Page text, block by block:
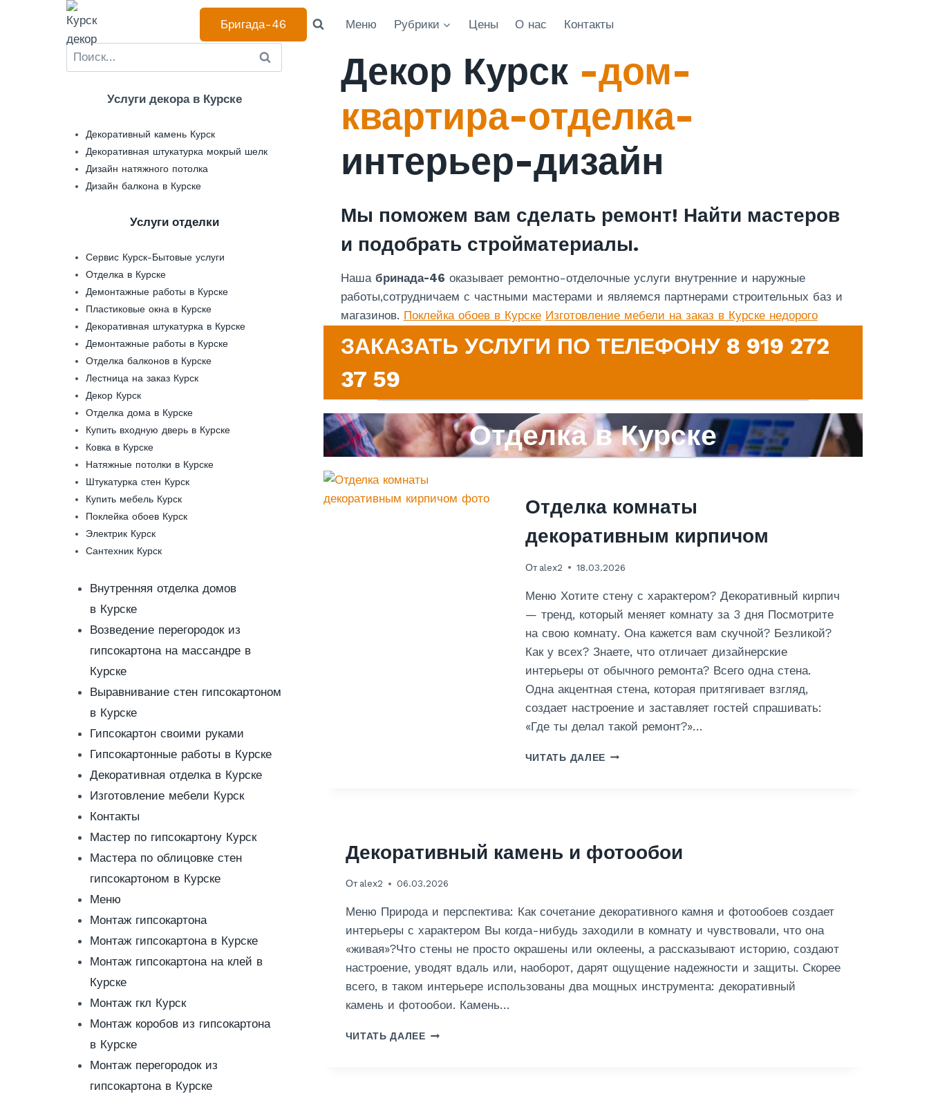
содержанию
Бригада-46 Меню Рубрики Цены О нас Контакты
Декор Курск -дом-
квартира-отделка-
интерьер-дизайн
Мы поможем вам сделать ремонт! Найти мастеров
и подобрать стройматериалы.
Наша бринада-46 оказывает ремонтно-отделочные услуги внутренние и наружные
работы,сотрудничаем с частными мастерами и являемся партнерами строительных баз и
магазинов. Поклейка обоев в Курске Изготовление мебели на заказ в Курске недорого
ЗАКАЗАТЬ УСЛУГИ ПО ТЕЛЕФОНУ 8 919 272
37 59
Отделка в Курске
Отделка комнаты
декоративным кирпичом
От alex2 18.03.2026
Меню Хотите стену с характером? Декоративный кирпич
— тренд, который меняет комнату за 3 дня Посмотрите
на свою комнату. Она кажется вам скучной? Безликой?
Как у всех? Знаете, что отличает дизайнерские
интерьеры от обычного ремонта? Всего одна стена.
Одна акцентная стена, которая притягивает взгляд,
создает настроение и заставляет гостей спрашивать:
«Где ты делал такой ремонт?»…
ЧИТАТЬ ДАЛЕЕО
К
А
Т
Д
Е
К
Декоративный камень и фотообои
От alex2 06.03.2026
Меню Природа и перспектива: Как сочетание декоративного камня и фотообоев создает
интерьеры с характером Вы когда-нибудь заходили в комнату и чувствовали, что она
«живая»?Что стены не просто окрашены или оклеены, а рассказывают историю, создают
настроение, уводят вдаль или, наоборот, дарят ощущение надежности и защиты. Скорее
всего, в таком интерьере использованы два мощных инструмента: декоративный
камень и фотообои. Камень…
ЧИТАТЬ ДАЛЕЕД
Найти:
Услуги декора в Курске
Декоративный камень Курск
Декоративная штукатурка мокрый шелк
Дизайн натяжного потолка
Дизайн балкона в Курске
Услуги отделки
Сервис Курск-Бытовые услуги
Отделка в Курске
Демонтажные работы в Курске
Пластиковые окна в Курске
Декоративная штукатурка в Курске
Демонтажные работы в Курске
Отделка балконов в Курске
Лестница на заказ Курск
Декор Курск
Отделка дома в Курске
Купить входную дверь в Курске
Ковка в Курске
Натяжные потолки в Курске
Штукатурка стен Курск
Купить мебель Курск
Поклейка обоев Курск
Электрик Курск
Сантехник Курск
Внутренняя отделка домов
в Курске
Возведение перегородок из
гипсокартона на массандре в
Курске
Выравнивание стен гипсокартоном
в Курске
Гипсокартон своими руками
Гипсокартонные работы в Курске
Декоративная отделка в Курске
Изготовление мебели Курск
Контакты
Мастер по гипсокартону Курск
Мастера по облицовке стен
гипсокартоном в Курске
Меню
Монтаж гипсокартона
Монтаж гипсокартона в Курске
Монтаж гипсокартона на клей в
Курске
Монтаж гкл Курск
Монтаж коробов из гипсокартона
в Курске
Монтаж перегородок из
гипсокартона в Курске